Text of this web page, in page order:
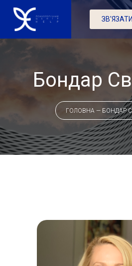
Бондар
ГОЛОВНА — БОНДАР